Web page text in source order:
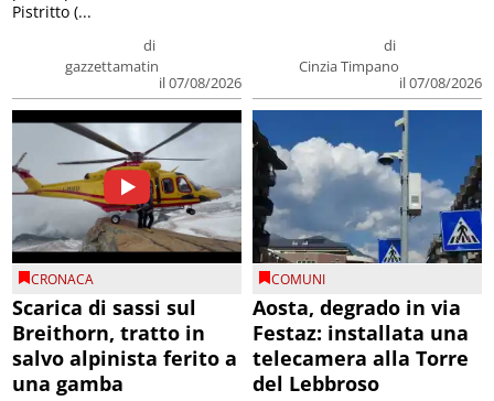
di
gazzettamatin
il 07/08/2026
Pistritto (...
di
Cinzia Timpano
il 07/08/2026
CRONACA
Scarica di sassi sul
Breithorn, tratto in
salvo alpinista ferito a
una gamba
COMUNI
Aosta, degrado in via
Festaz: installata una
telecamera alla Torre
del Lebbroso